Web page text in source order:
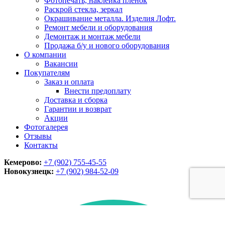
Раскрой стекла, зеркал
Окрашивание металла. Изделия Лофт.
Ремонт мебели и оборудования
Демонтаж и монтаж мебели
Продажа б/у и нового оборудования
О компании
Вакансии
Покупателям
Заказ и оплата
Внести предоплату
Доставка и сборка
Гарантии и возврат
Акции
Фотогалерея
Отзывы
Контакты
Кемерово: +7 (902) 755-45-55
Новокузнецк: +7 (902) 984-52-09